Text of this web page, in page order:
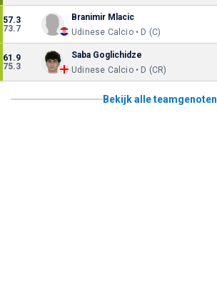
57.3
73.7
Branimir Mlacic
Udinese Calcio • D (C)
61.9
75.3
Saba Goglichidze
Udinese Calcio • D (CR)
Bekijk alle teamgenoten